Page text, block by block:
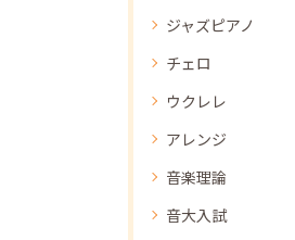
ジャズピアノ
チェロ
ウクレレ
アレンジ
音楽理論
音大入試